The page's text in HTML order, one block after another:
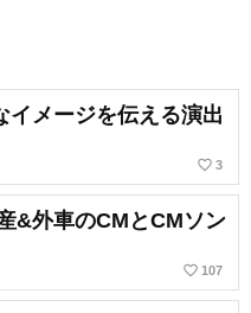
イメージを伝える演出
favorite_border 3
&外車のCMとCMソン
favorite_border 107